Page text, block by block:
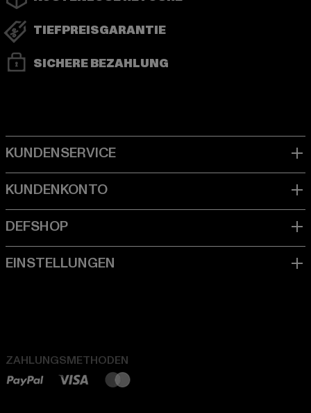
TIEFPREISGARANTIE
SICHERE BEZAHLUNG
ZAHLUNGSMETHODEN